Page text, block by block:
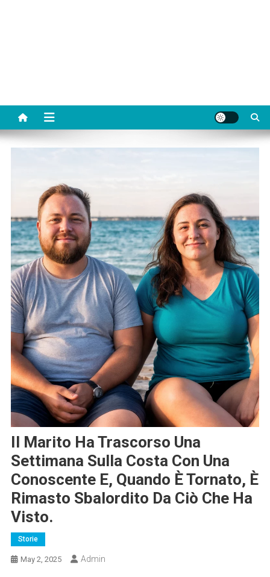
Il Marito Ha Trascorso Una
Settimana Sulla Costa Con Una
Conoscente E, Quando È Tornato, È
Rimasto Sbalordito Da Ciò Che Ha
Visto.
Storie
May 2, 2025 Admin